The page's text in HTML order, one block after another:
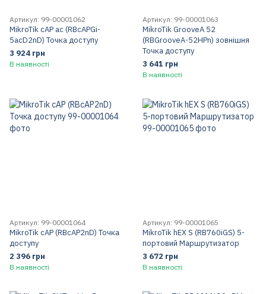
Артикул: 99-00001062
MikroTik cAP ac (RBcAPGi-
5acD2nD) Точка доступу
3 924 грн
В наявності
Артикул: 99-00001063
MikroTik GrooveA 52
(RBGrooveA-52HPn) зовнішня
Точка доступу
3 641 грн
В наявності
Артикул: 99-00001064
MikroTik cAP (RBcAP2nD) Точка
доступу
2 396 грн
В наявності
Артикул: 99-00001065
MikroTik hEX S (RB760iGS) 5-
портовий Маршрутизатор
3 672 грн
В наявності